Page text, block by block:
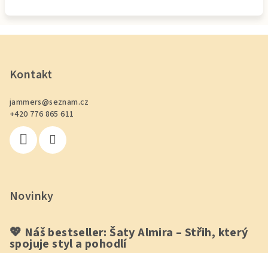
Kontakt
jammers@seznam.cz
+420 776 865 611
Novinky
💖 Náš bestseller: Šaty Almira – Střih, který
spojuje styl a pohodlí